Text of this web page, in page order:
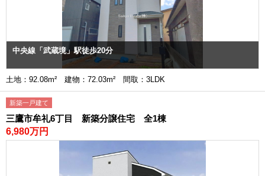
中央線「武蔵境」駅徒歩20分
土地：92.08m² 建物：72.03m² 間取：3LDK
新築一戸建て
三鷹市牟礼6丁目 新築分譲住宅 全1棟
6,980万円